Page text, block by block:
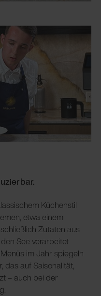
Küchenstil
etwa einem
Zutaten aus
See verarbeitet
im Jahr spiegeln
das auf Saisonalität,
– auch bei der